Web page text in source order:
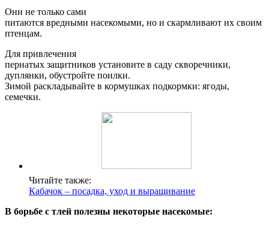
Они не только сами
питаются вредными насекомыми, но и скармливают их своим
птенцам.
Для привлечения
пернатых защитников установите в саду скворечники,
дуплянки, обустройте поилки.
Зимой раскладывайте в кормушках подкормки: ягоды,
семечки.
Читайте также:
Кабачок – посадка, уход и выращивание
В борьбе с тлей полезны некоторые насекомые: